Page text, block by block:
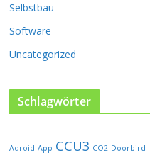
i
t
g
w
t
Selbstbau
Software
Uncategorized
Schlagwörter
Adroid App CCU3 CO2 Doorbird